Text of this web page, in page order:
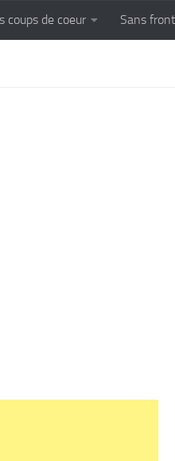
coups de coeur Sans